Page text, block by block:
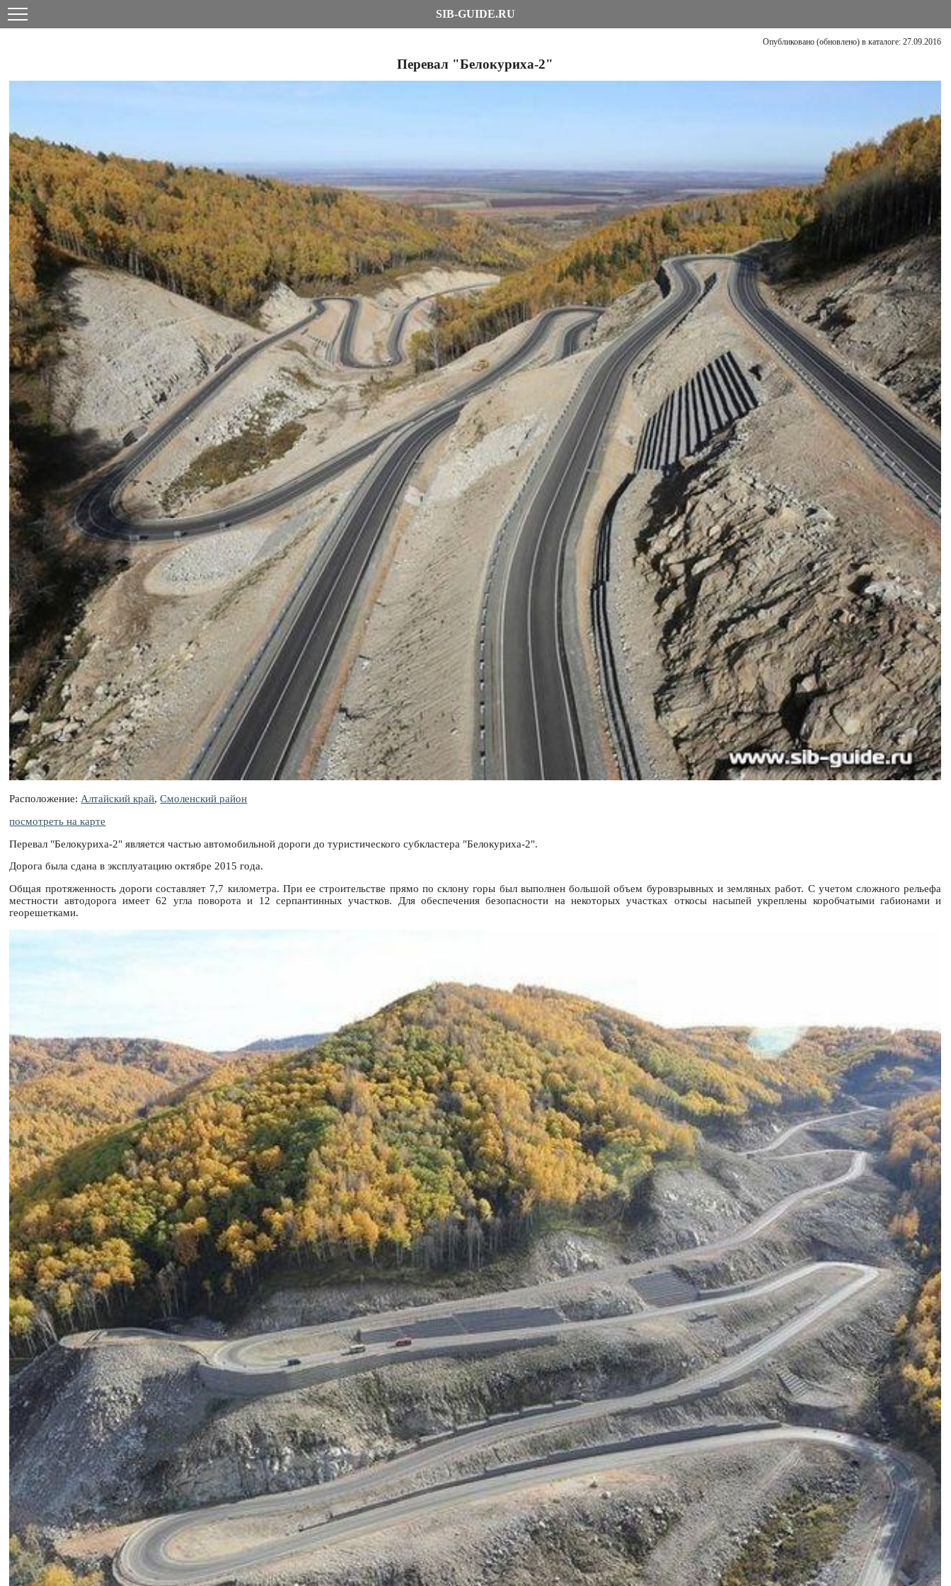
SIB-GUIDE.RU
Опубликовано (обновлено) в каталоге: 27.09.2016
Перевал "Белокуриха-2"
Расположение:Алтайский край,Смоленский район
посмотреть на карте
Перевал "Белокуриха-2" является частью автомобильной дороги до туристического субкластера "Белокуриха-2".
Дорога была сдана в эксплуатацию октябре 2015 года.
Общая протяженность дороги составляет 7,7 километра. При ее строительстве прямо по склону горы был выполнен большой объем буровзрывных и земляных работ. С учетом сложного рельефа
местности автодорога имеет 62 угла поворота и 12 серпантинных участков. Для обеспечения безопасности на некоторых участках откосы насыпей укреплены коробчатыми габионами и
георешетками.